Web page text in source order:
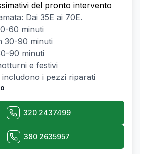
del pronto intervento
Dai 35E ai 70E.
60 minuti
30-90 minuti
90 minuti
e festivi
i pezzi riparati
320 2437499
380 2635957